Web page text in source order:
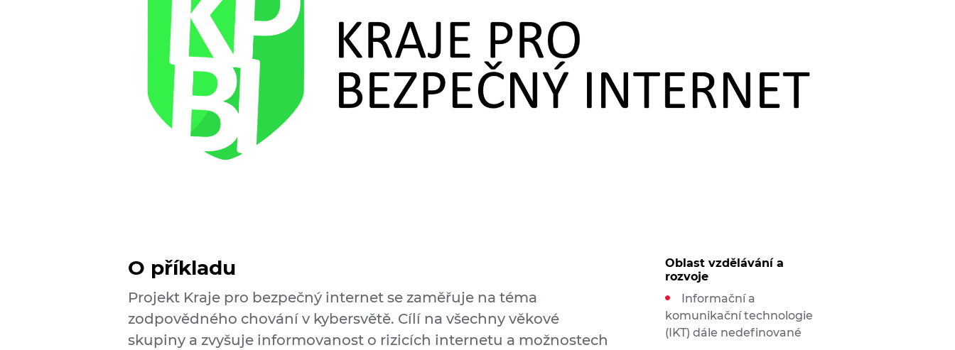
O příkladu
Projekt Kraje pro bezpečný internet se zaměřuje na téma
zodpovědného chování v kybersvětě. Cílí na všechny věkové
skupiny a zvyšuje informovanost o rizicích internetu a možnostech
Oblast vzdělávání a
rozvoje
Informační a
komunikační technologie
(IKT) dále nedefinované